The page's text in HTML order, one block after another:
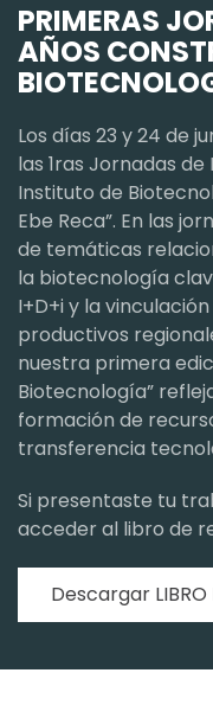
PRIMERAS
AÑOS
Los días 23 y 24 de
las 1ras Jornadas
Instituto de
Ebe Reca”. En las
de temáticas
la biotecnología
I+D+i y la
productivos
nuestra primera
Biotecnología”
formación de
transferencia
Si presentaste tu
acceder al libro de
Descargar LIBRO